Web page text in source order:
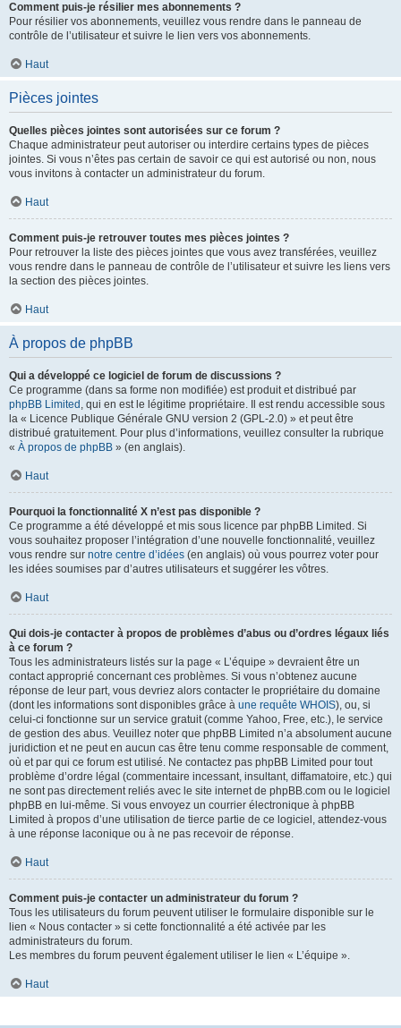
Comment puis-je résilier mes abonnements ?
Pour résilier vos abonnements, veuillez vous rendre dans le panneau de
contrôle de l’utilisateur et suivre le lien vers vos abonnements.
Haut
Pièces jointes
Quelles pièces jointes sont autorisées sur ce forum ?
Chaque administrateur peut autoriser ou interdire certains types de pièces
jointes. Si vous n’êtes pas certain de savoir ce qui est autorisé ou non, nous
vous invitons à contacter un administrateur du forum.
Haut
Comment puis-je retrouver toutes mes pièces jointes ?
Pour retrouver la liste des pièces jointes que vous avez transférées, veuillez
vous rendre dans le panneau de contrôle de l’utilisateur et suivre les liens vers
la section des pièces jointes.
Haut
À propos de phpBB
Qui a développé ce logiciel de forum de discussions ?
Ce programme (dans sa forme non modifiée) est produit et distribué par
phpBB Limited , qui en est le légitime propriétaire. Il est rendu accessible sous
la « Licence Publique Générale GNU version 2 (GPL-2.0) » et peut être
distribué gratuitement. Pour plus d’informations, veuillez consulter la rubrique
« À propos de phpBB » (en anglais).
Haut
Pourquoi la fonctionnalité X n’est pas disponible ?
Ce programme a été développé et mis sous licence par phpBB Limited. Si
vous souhaitez proposer l’intégration d’une nouvelle fonctionnalité, veuillez
vous rendre sur notre centre d’idées (en anglais) où vous pourrez voter pour
les idées soumises par d’autres utilisateurs et suggérer les vôtres.
Haut
Qui dois-je contacter à propos de problèmes d’abus ou d’ordres légaux liés
à ce forum ?
Tous les administrateurs listés sur la page « L’équipe » devraient être un
contact approprié concernant ces problèmes. Si vous n’obtenez aucune
réponse de leur part, vous devriez alors contacter le propriétaire du domaine
(dont les informations sont disponibles grâce à une requête WHOIS), ou, si
celui-ci fonctionne sur un service gratuit (comme Yahoo, Free, etc.), le service
de gestion des abus. Veuillez noter que phpBB Limited n’a absolument aucune
juridiction et ne peut en aucun cas être tenu comme responsable de comment,
où et par qui ce forum est utilisé. Ne contactez pas phpBB Limited pour tout
problème d’ordre légal (commentaire incessant, insultant, diffamatoire, etc.) qui
ne sont pas directement reliés avec le site internet de phpBB.com ou le logiciel
phpBB en lui-même. Si vous envoyez un courrier électronique à phpBB
Limited à propos d’une utilisation de tierce partie de ce logiciel, attendez-vous
à une réponse laconique ou à ne pas recevoir de réponse.
Haut
Comment puis-je contacter un administrateur du forum ?
Tous les utilisateurs du forum peuvent utiliser le formulaire disponible sur le
lien « Nous contacter » si cette fonctionnalité a été activée par les
administrateurs du forum.
Les membres du forum peuvent également utiliser le lien « L’équipe ».
Haut